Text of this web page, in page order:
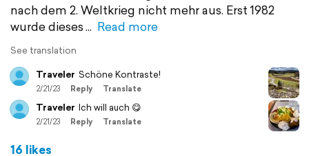
nach dem 2. Weltkrieg nicht mehr aus. Erst 1982
wurde dieses
Read more
See translation
Traveler Schöne Kontraste!
2/21/23 Reply Translate
Traveler Ich will auch 😋
2/21/23 Reply Translate
16 likes